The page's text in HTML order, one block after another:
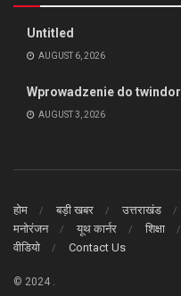
Untitled
AUGUST 6, 2026
Wprowadzenie do twindor
AUGUST 3, 2026
होम बड़ी खबर उत्तराखंड
मनोरंजन
यूथ कार्नर शिक्षा
वीडियो
Contact Us
© 2024 .